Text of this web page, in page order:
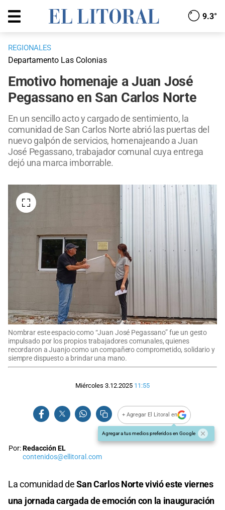
9.3°
REGIONALES
Departamento Las Colonias
Emotivo homenaje a Juan José
Pegassano en San Carlos Norte
En un sencillo acto y cargado de sentimiento, la
comunidad de San Carlos Norte abrió las puertas del
nuevo galpón de servicios, homenajeando a Juan
José Pegassano, trabajador comunal cuya entrega
dejó una marca imborrable.
Nombrar este espacio como “Juan José Pegassano” fue un gesto
impulsado por los propios trabajadores comunales, quienes
recordaron a Juanjo como un compañero comprometido, solidario y
siempre dispuesto a brindar una mano.
Miércoles 3.12.2025 11:55
+ Agregar El Litoral en
Agregar a tus medios preferidos en Google
Por:Redacción EL
contenidos@ellitoral.com
La comunidad deSan Carlos Norte vivió este viernes
una jornada cargada de emoción con la inauguración